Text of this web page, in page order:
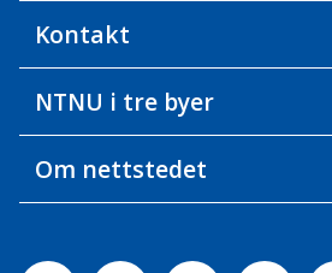
Kontakt
NTNU i tre byer
Om nettstedet